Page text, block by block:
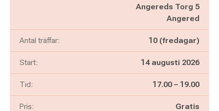
Angereds Torg 5
Angered
Antal träffar: 10 (fredagar)
Start: 14 augusti 2026
Tid: Pågår mellan
17.00 – och
19.00
Pris: Gratis